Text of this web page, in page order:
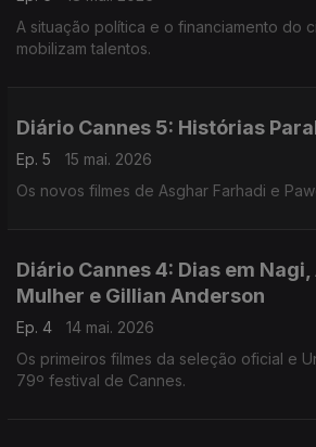
A situação política e o financiamento do
mobilizam talentos.
Diário Cannes 5: Histórias
Ep. 5
15 mai. 2026
Os novos filmes de Asghar Farhadi e
Diário Cannes 4: Dias em
Mulher e Gillian Anderson
Ep. 4
14 mai. 2026
Os primeiros filmes da seleção oficial e
79º festival de Cannes.